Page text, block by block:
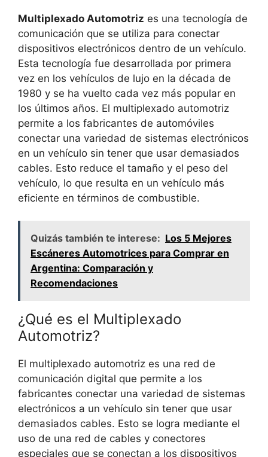
Multiplexado Automotriz es una tecnología de
comunicación que se utiliza para conectar
dispositivos electrónicos dentro de un vehículo.
Esta tecnología fue desarrollada por primera
vez en los vehículos de lujo en la década de
1980 y se ha vuelto cada vez más popular en
los últimos años. El multiplexado automotriz
permite a los fabricantes de automóviles
conectar una variedad de sistemas electrónicos
en un vehículo sin tener que usar demasiados
cables. Esto reduce el tamaño y el peso del
vehículo, lo que resulta en un vehículo más
eficiente en términos de combustible.
Quizás también te interese: Los 5 Mejores
Escáneres Automotrices para Comprar en
Argentina: Comparación y
Recomendaciones
¿Qué es el Multiplexado
Automotriz?
El multiplexado automotriz es una red de
comunicación digital que permite a los
fabricantes conectar una variedad de sistemas
electrónicos a un vehículo sin tener que usar
demasiados cables. Esto se logra mediante el
uso de una red de cables y conectores
especiales que se conectan a los dispositivos